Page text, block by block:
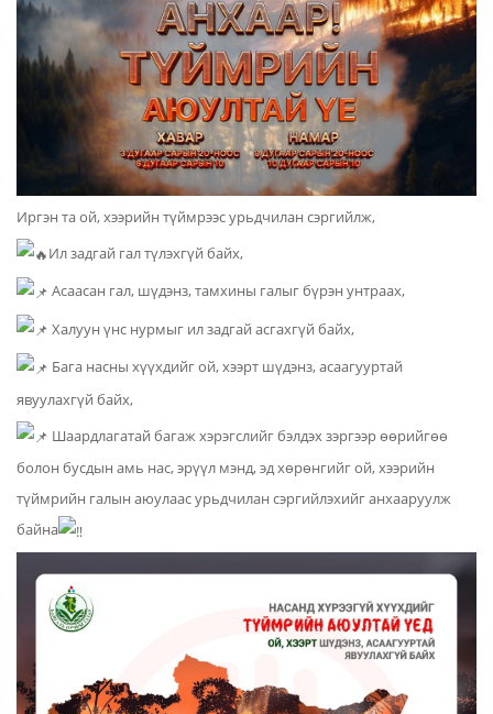
Иргэн та ой, хээрийн түймрээс урьдчилан сэргийлж,
Ил задгай гал түлэхгүй байх,
Асаасан гал, шүдэнз, тамхины галыг бүрэн унтраах,
Халуун үнс нурмыг ил задгай асгахгүй байх,
Бага насны хүүхдийг ой, хээрт шүдэнз, асаагууртай
явуулахгүй байх,
Шаардлагатай багаж хэрэгслийг бэлдэх зэргээр өөрийгөө
болон бусдын амь нас, эрүүл мэнд, эд хөрөнгийг ой, хээрийн
түймрийн галын аюулаас урьдчилан сэргийлэхийг анхааруулж
байна